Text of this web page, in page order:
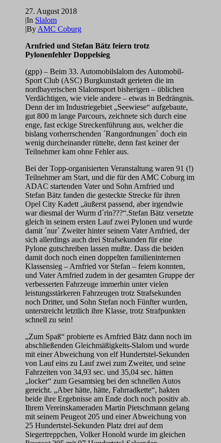
27. August 2018
|In Slalom
|By AMC Coburg
Arnfried und Stefan Bätz feiern trotz
Pylonenfehler Doppelsieg
(gpp) – Beim 33. Automobilslalom des Automobil-
Sport Club (ASC) Burgkunstadt gerieten die im
nordbayerischen Slalomsport bisherigen – üblichen
Verdächtigen, wie viele andere – etwas in Bedrängnis.
Denn der im Industriegebiet „Seewiese“ aufgebaute,
gut 800 m lange Parcours, zeichnete sich durch eine
enge, fast eckige Streckenführung aus, welcher die
bislang vorherrschenden ´Rangordnungen` doch ein
wenig durcheinander rüttelte, denn fast keiner der
Teilnehmer kam ohne Fehler aus.
Bei der Topp-organisierten Veranstaltung waren 91 (!)
Teilnehmer am Start, und die für den AMC Coburg im
ADAC startenden Vater und Sohn Arnfried und
Stefan Bätz fanden die gesteckte Strecke für ihren
Opel City Kadett „äußerst passend, aber irgendwie
war diesmal der Wurm d´rin???“.Stefan Bätz versetzte
gleich in seinem ersten Lauf zwei Pylonen und wurde
damit ´nur` Zweiter hinter seinem Vater Arnfried, der
sich allerdings auch drei Strafsekunden für eine
Pylone gutschreiben lassen mußte. Dass die beiden
damit doch noch einen doppelten familieninternen
Klassensieg – Arnfried vor Stefan – feiern konnten,
und Vater Arnfried zudem in der gesamten Gruppe der
verbesserten Fahrzeuge immerhin unter vielen
leistungsstärkeren Fahrzeugen trotz Strafsekunden
noch Dritter, und Sohn Stefan noch Fünfter wurden,
unterstreicht letztlich ihre Klasse, trotz Strafpunkten
schnell zu sein!
„Zum Spaß“ probierte es Arnfried Bätz dann noch im
abschließenden Gleichmäßigkeits-Slalom und wurde
mit einer Abweichung von elf Hundertstel-Sekunden
von Lauf eins zu Lauf zwei zum Zweiter, und seine
Fahrzeiten von 34,93 sec. und 35,04 sec. hätten
„locker“ zum Gesamtsieg bei den schnellen Autos
gereicht. „Aber hätte, hätte, Fahrradkette“, hakten
beide ihre Ergebnisse am Ende doch noch positiv ab.
Ihrem Vereinskameraden Martin Pietschmann gelang
mit seinem Peugeot 205 und einer Abweichung von
25 Hundertstel-Sekunden Platz drei auf dem
Siegertreppchen, Volker Honold wurde im gleichen